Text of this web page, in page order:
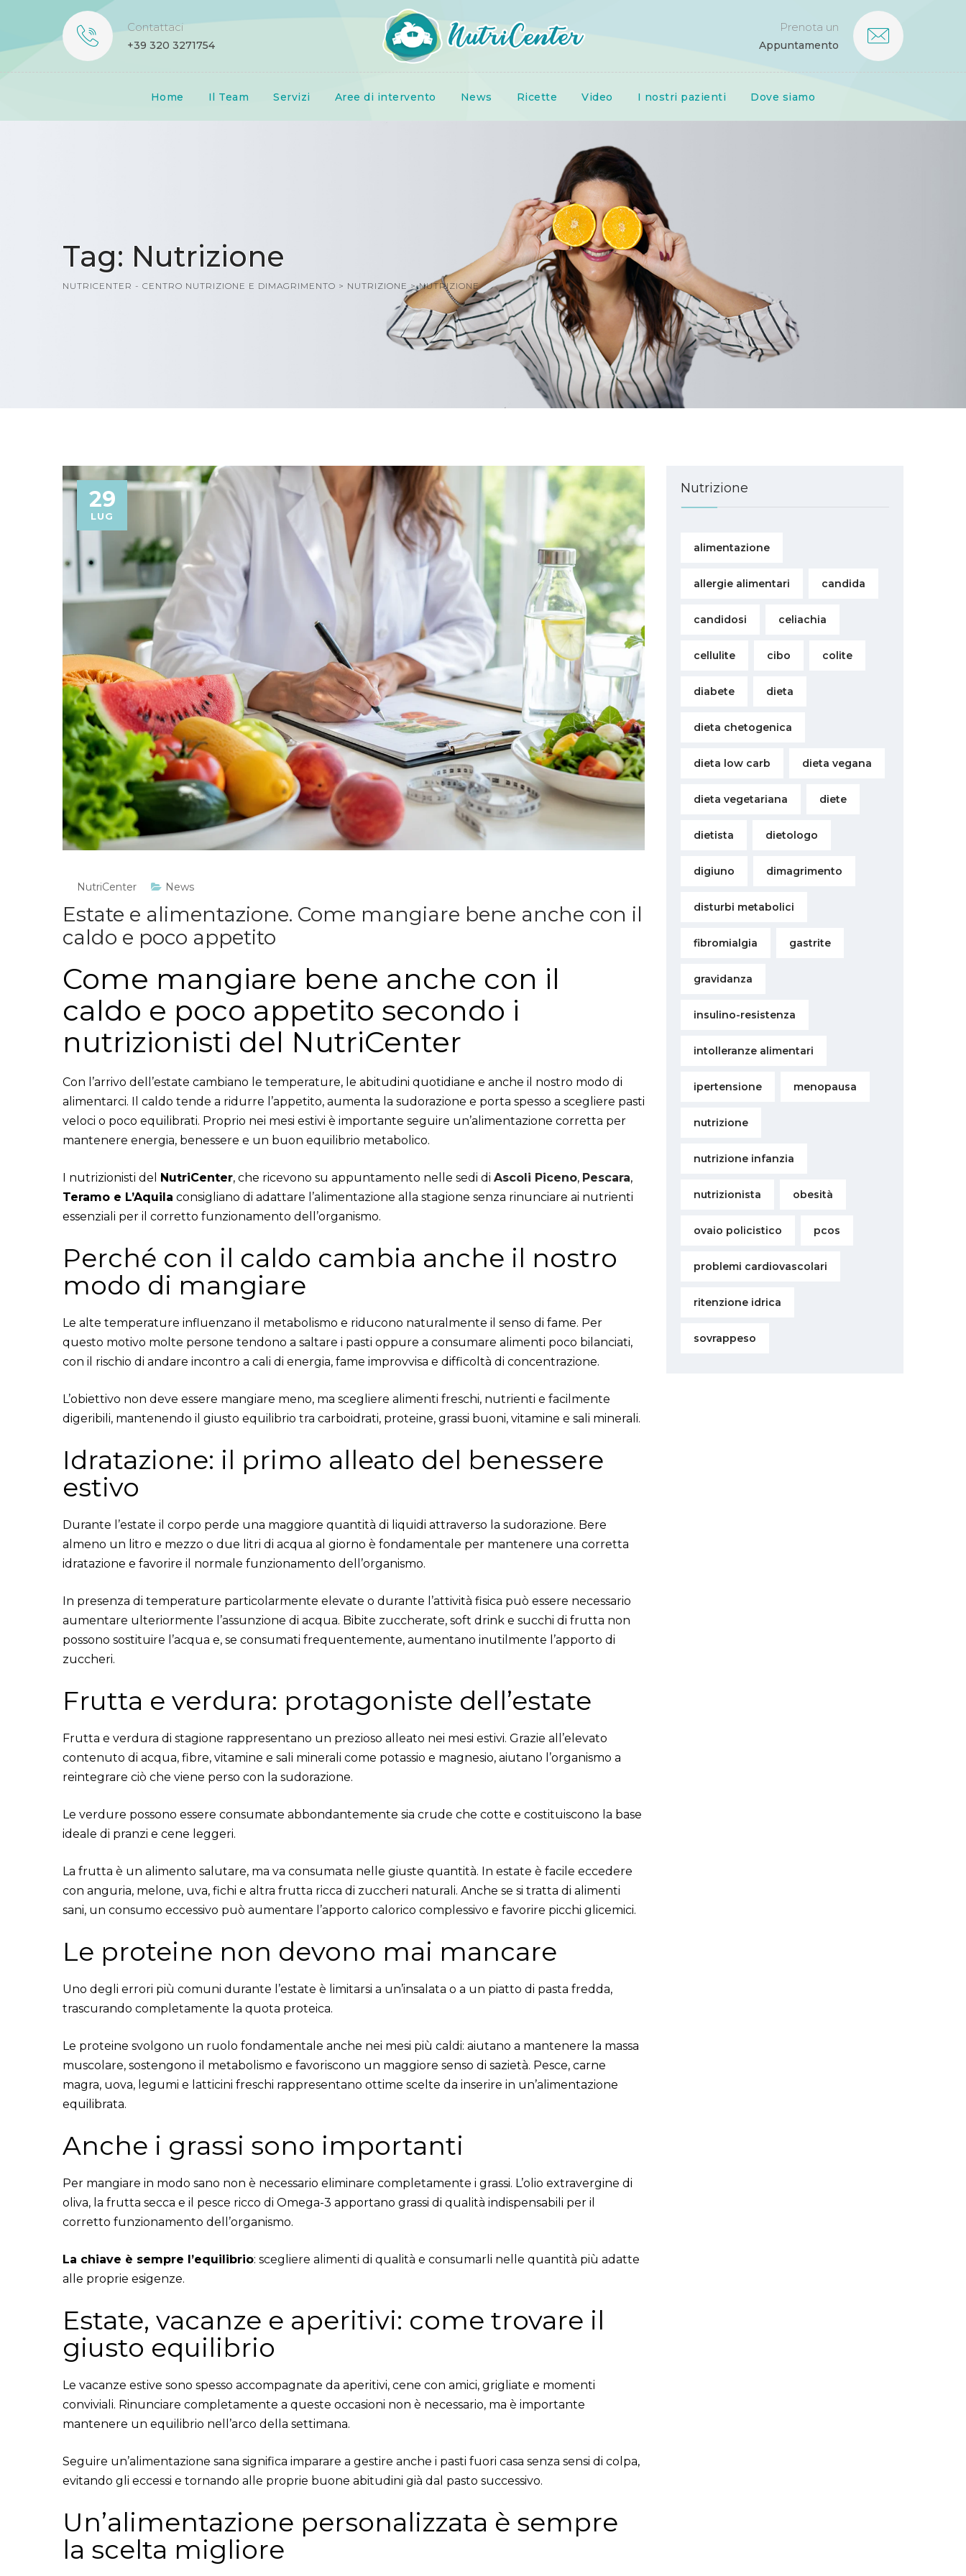
content
Contattaci
+39 320 3271754
Prenota un
Appuntamento
Home Il Team Servizi Aree di intervento News Ricette Video I nostri pazienti Dove siamo
Tag: Nutrizione
NUTRICENTER - CENTRO NUTRIZIONE E DIMAGRIMENTO > NUTRIZIONE >NUTRIZIONE
29
LUG
NutriCenter News
Estate e alimentazione. Come mangiare bene anche con il
caldo e poco appetito
Come mangiare bene anche con il
caldo e poco appetito secondo i
nutrizionisti del NutriCenter
Con l’arrivo dell’estate cambiano le temperature, le abitudini quotidiane e anche il nostro modo di
alimentarci. Il caldo tende a ridurre l’appetito, aumenta la sudorazione e porta spesso a scegliere pasti
veloci o poco equilibrati. Proprio nei mesi estivi è importante seguire un’alimentazione corretta per
mantenere energia, benessere e un buon equilibrio metabolico.
I nutrizionisti del NutriCenter, che ricevono su appuntamento nelle sedi di Ascoli Piceno, Pescara,
Teramo e L’Aquila consigliano di adattare l’alimentazione alla stagione senza rinunciare ai nutrienti
essenziali per il corretto funzionamento dell’organismo.
Perché con il caldo cambia anche il nostro
modo di mangiare
Le alte temperature influenzano il metabolismo e riducono naturalmente il senso di fame. Per
questo motivo molte persone tendono a saltare i pasti oppure a consumare alimenti poco bilanciati,
con il rischio di andare incontro a cali di energia, fame improvvisa e difficoltà di concentrazione.
L’obiettivo non deve essere mangiare meno, ma scegliere alimenti freschi, nutrienti e facilmente
digeribili, mantenendo il giusto equilibrio tra carboidrati, proteine, grassi buoni, vitamine e sali minerali.
Idratazione: il primo alleato del benessere
estivo
Durante l’estate il corpo perde una maggiore quantità di liquidi attraverso la sudorazione. Bere
almeno un litro e mezzo o due litri di acqua al giorno è fondamentale per mantenere una corretta
idratazione e favorire il normale funzionamento dell’organismo.
In presenza di temperature particolarmente elevate o durante l’attività fisica può essere necessario
aumentare ulteriormente l’assunzione di acqua. Bibite zuccherate, soft drink e succhi di frutta non
possono sostituire l’acqua e, se consumati frequentemente, aumentano inutilmente l’apporto di
zuccheri.
Frutta e verdura: protagoniste dell’estate
Frutta e verdura di stagione rappresentano un prezioso alleato nei mesi estivi. Grazie all’elevato
contenuto di acqua, fibre, vitamine e sali minerali come potassio e magnesio, aiutano l’organismo a
reintegrare ciò che viene perso con la sudorazione.
Le verdure possono essere consumate abbondantemente sia crude che cotte e costituiscono la base
ideale di pranzi e cene leggeri.
La frutta è un alimento salutare, ma va consumata nelle giuste quantità. In estate è facile eccedere
con anguria, melone, uva, fichi e altra frutta ricca di zuccheri naturali. Anche se si tratta di alimenti
sani, un consumo eccessivo può aumentare l’apporto calorico complessivo e favorire picchi glicemici.
Le proteine non devono mai mancare
Uno degli errori più comuni durante l’estate è limitarsi a un’insalata o a un piatto di pasta fredda,
trascurando completamente la quota proteica.
Le proteine svolgono un ruolo fondamentale anche nei mesi più caldi: aiutano a mantenere la massa
muscolare, sostengono il metabolismo e favoriscono un maggiore senso di sazietà. Pesce, carne
magra, uova, legumi e latticini freschi rappresentano ottime scelte da inserire in un’alimentazione
equilibrata.
Anche i grassi sono importanti
Per mangiare in modo sano non è necessario eliminare completamente i grassi. L’olio extravergine di
oliva, la frutta secca e il pesce ricco di Omega-3 apportano grassi di qualità indispensabili per il
corretto funzionamento dell’organismo.
La chiave è sempre l’equilibrio: scegliere alimenti di qualità e consumarli nelle quantità più adatte
alle proprie esigenze.
Estate, vacanze e aperitivi: come trovare il
giusto equilibrio
Le vacanze estive sono spesso accompagnate da aperitivi, cene con amici, grigliate e momenti
conviviali. Rinunciare completamente a queste occasioni non è necessario, ma è importante
mantenere un equilibrio nell’arco della settimana.
Seguire un’alimentazione sana significa imparare a gestire anche i pasti fuori casa senza sensi di colpa,
evitando gli eccessi e tornando alle proprie buone abitudini già dal pasto successivo.
Un’alimentazione personalizzata è sempre
la scelta migliore
Nutrizione
alimentazione
allergie alimentari candida
candidosi celiachia
cellulite cibo colite
diabete dieta
dieta chetogenica
dieta low carb dieta vegana
dieta vegetariana diete
dietista dietologo
digiuno dimagrimento
disturbi metabolici
fibromialgia gastrite
gravidanza
insulino-resistenza
intolleranze alimentari
ipertensione menopausa
nutrizione
nutrizione infanzia
nutrizionista obesità
ovaio policistico pcos
problemi cardiovascolari
ritenzione idrica
sovrappeso